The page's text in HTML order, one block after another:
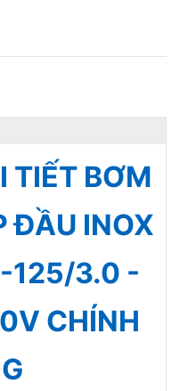
TIẾT BƠM
ĐẦU INOX
125/3.0 -
CHÍNH